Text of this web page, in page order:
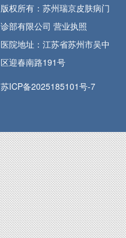
版权所有：苏州瑞京皮肤病门
诊部有限公司 营业执照
医院地址：江苏省苏州市吴中
区迎春南路191号
苏ICP备2025185101号-7